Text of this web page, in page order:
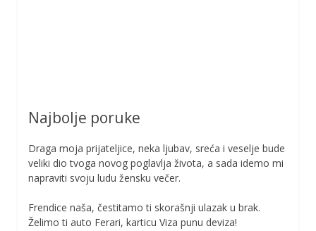
Najbolje poruke
Draga moja prijateljice, neka ljubav, sreća i veselje bude
veliki dio tvoga novog poglavlja života, a sada idemo mi
napraviti svoju ludu žensku večer.
Frendice naša, čestitamo ti skorašnji ulazak u brak.
Želimo ti auto Ferari, karticu Viza punu deviza!